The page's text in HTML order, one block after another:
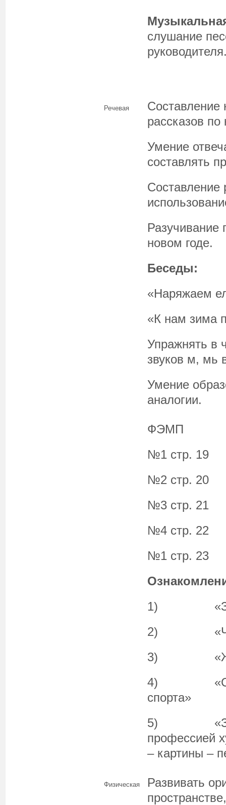
слушание
Речевая
Составление
рассказов
Умение
составлять
Составление
Разучивание
новом годе.
Беседы:
«Наряжаем
«К нам зима
Упражнять в
звуков м, мь
Умение
аналогии.
ФЭМП
№1 стр. 19
№2 стр. 20
№3 стр. 21
№4 стр. 22
№1 стр. 23
1) «Зима.
2) «Что
3)
4)
спорта»
5)
профессией
– картины –
Физическая
Развивать